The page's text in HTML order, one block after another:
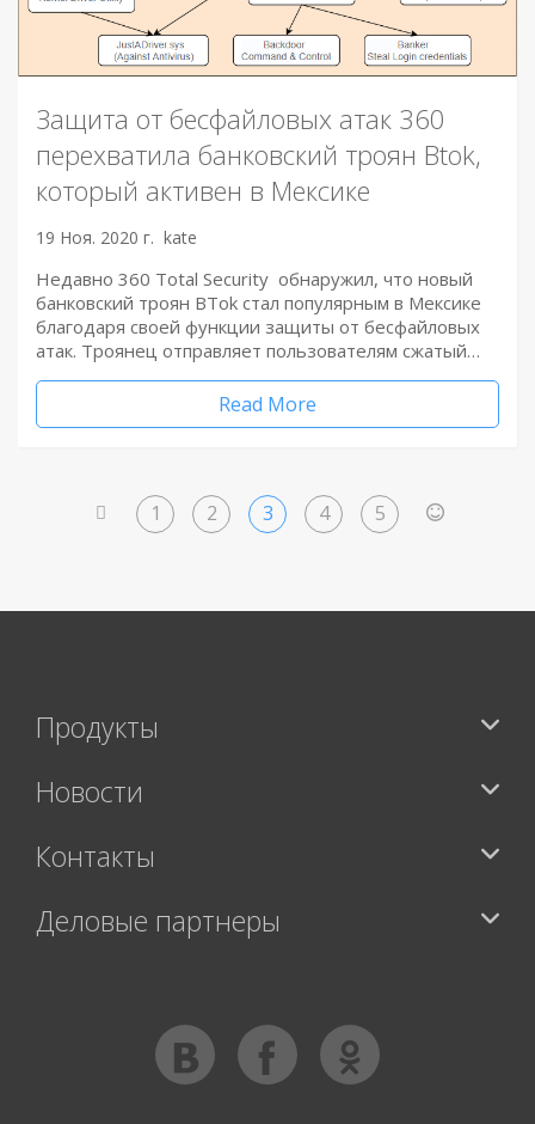
Защита от бесфайловых атак 360
перехватила банковский троян Btok,
который активен в Мексике
19 Ноя. 2020 г. kate
Недавно 360 Total Security обнаружил, что новый
банковский троян BTok стал популярным в Мексике
благодаря своей функции защиты от бесфайловых
атак. Троянец отправляет пользователям сжатый…
Read More
1 2 3 4 5
Продукты
Новости
Контакты
Деловые партнеры